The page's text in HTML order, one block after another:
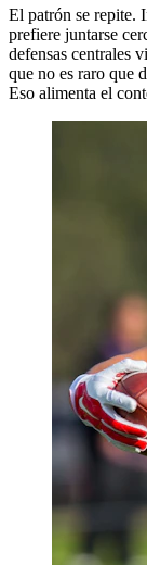
El patrón se repite.
prefiere juntarse
defensas centrales
que no es raro que
Eso alimenta el